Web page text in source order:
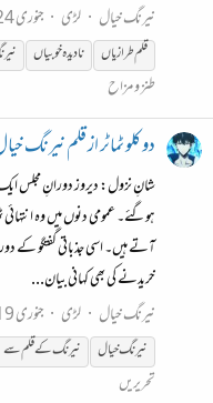
نیرنگ خیال
لڑی جنوری 24، 2025
قلمطرازیاں نادیدہ خوبیاں
طنز و مزاح
دو کلو ٹماٹر از قلم نیرنگ
شانِ نزول: دیروز دورانِ مجلس ایک
ہوگئے۔ عمومی دنوں میں وہ
آتے ہیں۔ اسی جذباتی گفتگو کے
خریدنے کی بھی کہانی بیان...
نیرنگ خیال
لڑی جنوری 19، 2025
نیرنگخیال نیرنگکےقلمسے
تحریریں